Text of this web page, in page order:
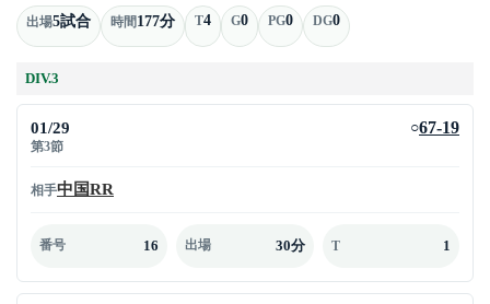
出場5試合 時間177分 T4 G0 PG0 DG0
DIV.3
01/29
第3節
○67-19
相手中国RR
番号 16 出場 30分 T 1